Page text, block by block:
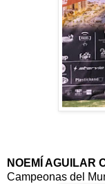
NOEMÍ AGUILAR
Campeonas del